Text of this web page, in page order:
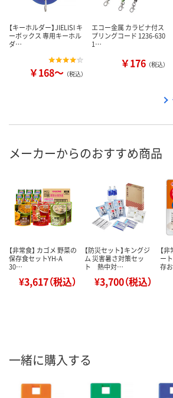
【キーホルダー】JIELISI キ
ーボックス 専用キーホル
ダ…
￥168～ （税込）
エコー金属 カラビナ付ス
プリングコード 1236-630
1…
￥176 （税込）
メーカーからのおすすめ商品
【非常食】 カゴメ 野菜の
保存食セットYH-A
30…
¥3,617（税込）
【防災セット】キングジ
ム 災害暑さ対策セッ
ト 熱中対…
¥3,700（税込）
【
ー
存
一緒に購入する